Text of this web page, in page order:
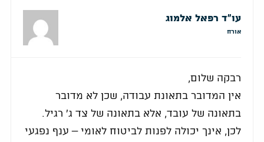
עו"ד רפאל אלמוג
אורח
רבקה שלום,
אין המדובר בתאונת עבודה, שכן לא מדובר
בתאונה של עובד, אלא בתאונה של צד ג' רגיל.
לכן, אינך יכולה לפנות לביטוח לאומי – ענף נפגעי